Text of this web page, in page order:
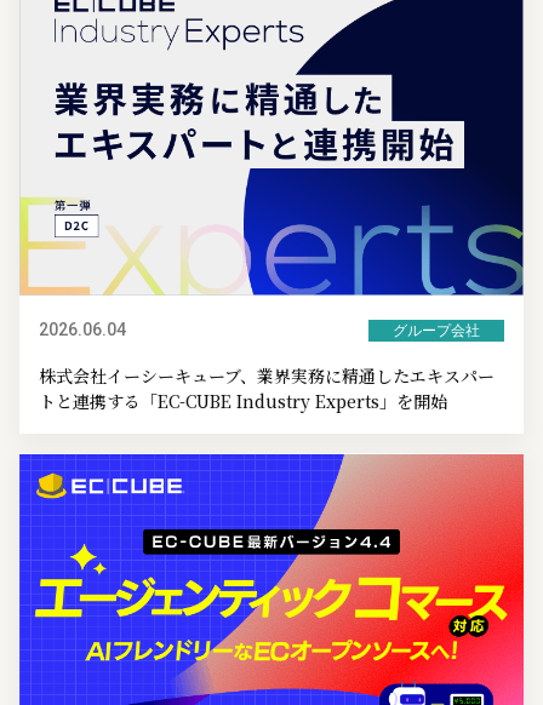
2026.06.04 グループ会社
株式会社イーシーキューブ、業界実務に精通したエキスパー
トと連携する「EC-CUBE Industry Experts」を開始